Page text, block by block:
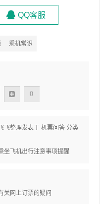
QQ客服
乘机常识
0
飞整理发表于 机票问答分类
坐飞机出行注意事项提醒
关网上订票的疑问